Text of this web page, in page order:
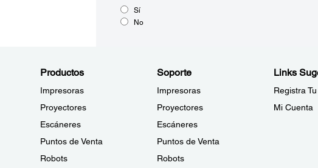
Sí
No
Productos
Impresoras
Proyectores
Escáneres
Puntos de Venta
Robots
Soporte
Impresoras
Proyectores
Escáneres
Puntos de Venta
Robots
Links
Registra
Mi Cuenta